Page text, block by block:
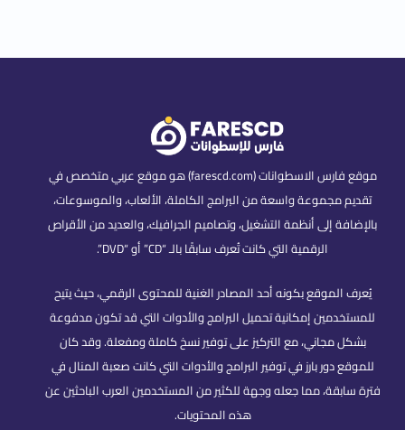
موقع فارس الاسطوانات (farescd.com) هو موقع عربي متخصص في
تقديم مجموعة واسعة من البرامج الكاملة، الألعاب، والموسوعات،
بالإضافة إلى أنظمة التشغيل، وتصاميم الجرافيك، والعديد من الأقراص
الرقمية التي كانت تُعرف سابقًا بالـ “CD” أو “DVD”.
يُعرف الموقع بكونه أحد المصادر الغنية للمحتوى الرقمي، حيث يتيح
للمستخدمين إمكانية تحميل البرامج والأدوات التي قد تكون مدفوعة
بشكل مجاني، مع التركيز على توفير نسخ كاملة ومفعلة. وقد كان
للموقع دور بارز في توفير البرامج والأدوات التي كانت صعبة المنال في
فترة سابقة، مما جعله وجهة للكثير من المستخدمين العرب الباحثين عن
هذه المحتويات.